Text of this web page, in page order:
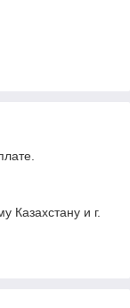
Казахстану и г.